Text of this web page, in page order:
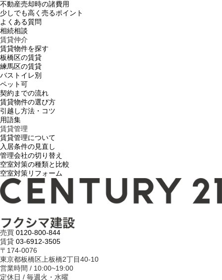
不動産売却時の諸費用
少しでも高く売るポイント
よくある質問
相続相談
賃貸仲介
賃貸物件を探す
板橋区の賃貸
練馬区の賃貸
バストイレ別
ペット可
契約までの流れ
賃貸物件の選び方
引越し方法・コツ
用語集
賃貸管理
賃貸管理について
入居条件の見直し
管理会社の切り替え
空室対策の種類と比較
空室対策リフォーム
売買 0120-800-844
賃貸 03-6912-3505
〒174-0076
東京都板橋区上板橋2丁目40-10
営業時間 / 10:00~19:00
定休日 / 毎週火・水曜